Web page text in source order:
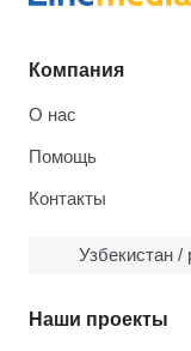
Компания
О нас
Помощь
Контакты
Узбекистан /
Наши проекты